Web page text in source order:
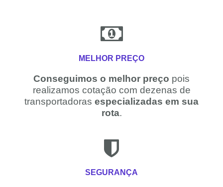
MELHOR PREÇO
Conseguimos o melhor preço pois
realizamos cotação com dezenas de
transportadoras especializadas em sua
rota.
SEGURANÇA